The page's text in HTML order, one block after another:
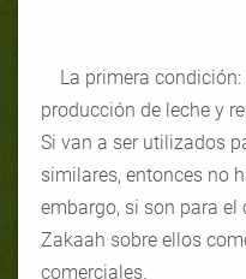
La primera
producción de leche y
Si van a ser utilizados
similares, entonces no
embargo, si son para el
Zakaah sobre ellos
comerciales.